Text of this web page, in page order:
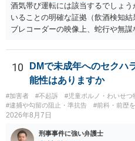
酒気帯び運転には該当するでしょ
いることの明確な証拠（飲酒検知
ブレコーダーの映像上、蛇行や無
10
DMで未成年へのセクハ
能性はありますか
#加害者 #不起訴 #児童ポルノ・わいせつ
#逮捕や勾留の阻止・準抗告
#前科・前歴
2026年8月7日
刑事事件に強い弁護士